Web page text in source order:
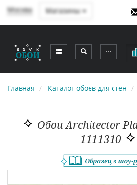
Москва Магазины
⋯
Главная Каталог обоев для стен
Обои Architector
1111310